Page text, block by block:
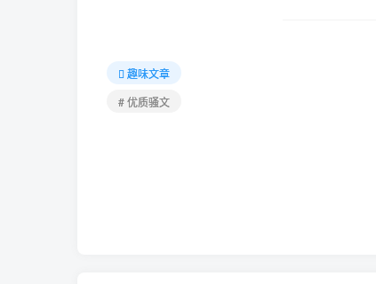
趣味文章
# 优质骚文